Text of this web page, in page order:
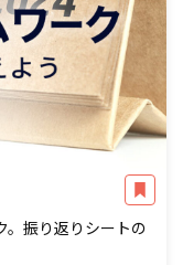
。振り返りシートの